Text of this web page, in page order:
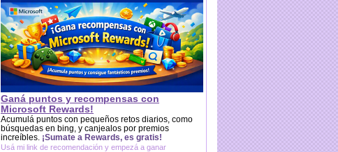
Ganá puntos y recompensas con
Microsoft Rewards!
Acumulá puntos con pequeños retos diarios, como
búsquedas en bing, y canjealos por premios
increíbles. ¡Sumate a Rewards, es gratis!
Usá mi link de recomendación y empezá a ganar